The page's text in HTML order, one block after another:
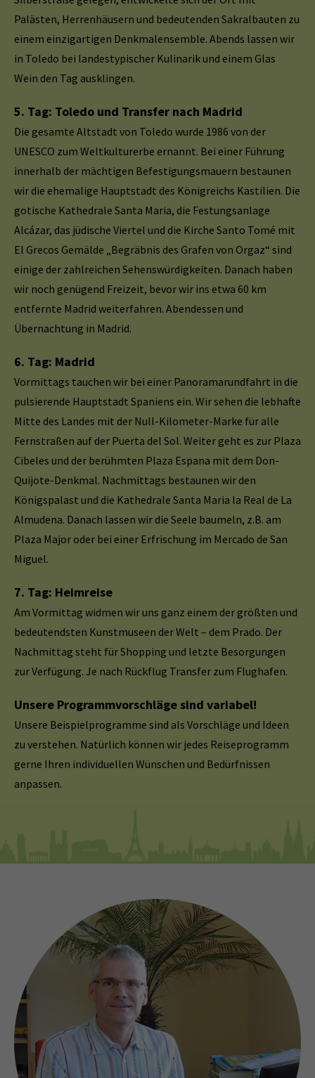
Palästen, Herrenhäusern und bedeutenden Sakralbauten zu
einem einzigartigen Denkmalensemble. Abends lassen wir
in Toledo bei landestypischer Kulinarik und einem Glas
Wein den Tag ausklingen.
5. Tag: Toledo und Transfer nach Madrid
Die gesamte Altstadt von Toledo wurde 1986 von der
UNESCO zum Weltkulturerbe ernannt. Bei einer Führung
innerhalb der mächtigen Befestigungsmauern bestaunen
wir die ehemalige Hauptstadt des Königreichs Kastilien. Die
gotische Kathedrale Santa Maria, die Festungsanlage
Alcázar, das jüdische Viertel und die Kirche Santo Tomé mit
El Grecos Gemälde „Begräbnis des Grafen von Orgaz“ sind
einige der zahlreichen Sehenswürdigkeiten. Danach haben
wir noch genügend Freizeit, bevor wir ins etwa 60 km
entfernte Madrid weiterfahren. Abendessen und
Übernachtung in Madrid.
6. Tag: Madrid
Vormittags tauchen wir bei einer Panoramarundfahrt in die
pulsierende Hauptstadt Spaniens ein. Wir sehen die lebhafte
Mitte des Landes mit der Null-Kilometer-Marke für alle
Fernstraßen auf der Puerta del Sol. Weiter geht es zur Plaza
Cibeles und der berühmten Plaza Espana mit dem Don-
Quijote-Denkmal. Nachmittags bestaunen wir den
Königspalast und die Kathedrale Santa Maria la Real de La
Almudena. Danach lassen wir die Seele baumeln, z.B. am
Plaza Major oder bei einer Erfrischung im Mercado de San
Miguel.
7. Tag: Heimreise
Am Vormittag widmen wir uns ganz einem der größten und
bedeutendsten Kunstmuseen der Welt – dem Prado. Der
Nachmittag steht für Shopping und letzte Besorgungen
zur Verfügung. Je nach Rückflug Transfer zum Flughafen.
Unsere Programmvorschläge sind variabel!
Unsere Beispielprogramme sind als Vorschläge und Ideen
zu verstehen. Natürlich können wir jedes Reiseprogramm
gerne Ihren individuellen Wünschen und Bedürfnissen
anpassen.